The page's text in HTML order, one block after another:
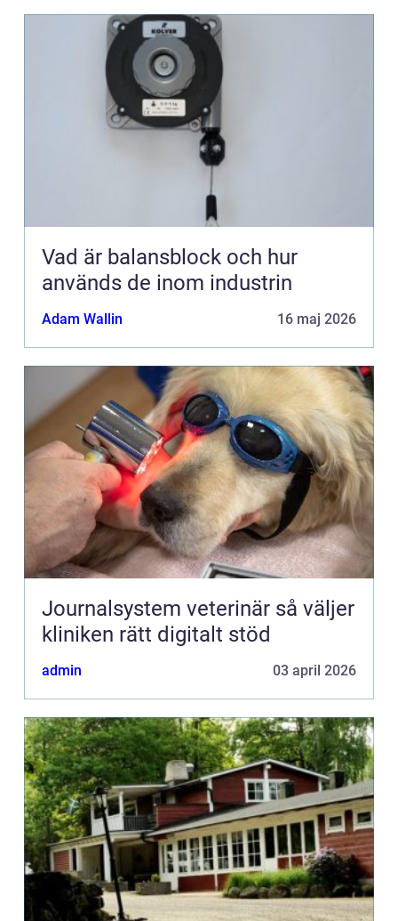
Vad är balansblock och hur
används de inom industrin
Adam Wallin 16 maj 2026
Journalsystem veterinär så väljer
kliniken rätt digitalt stöd
admin 03 april 2026